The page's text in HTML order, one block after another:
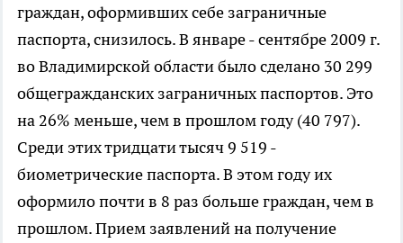
граждан, оформивших себе заграничные
паспорта, снизилось. В январе - сентябре 2009 г.
во Владимирской области было сделано 30 299
общегражданских заграничных паспортов. Это
на 26% меньше, чем в прошлом году (40 797).
Среди этих тридцати тысяч 9 519 -
биометрические паспорта. В этом году их
оформило почти в 8 раз больше граждан, чем в
прошлом. Прием заявлений на получение